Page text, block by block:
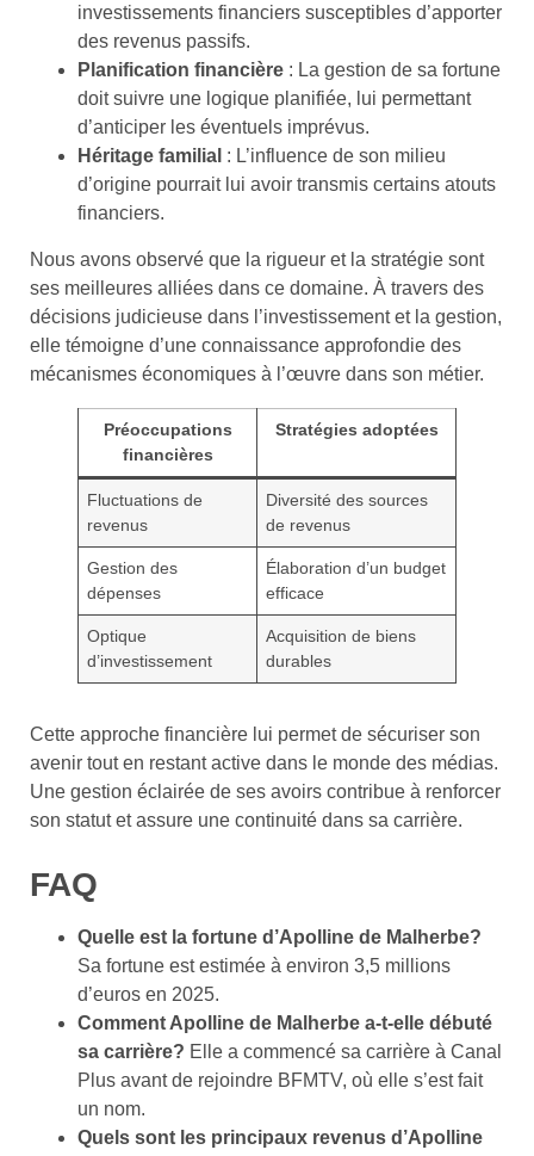
investissements financiers susceptibles d’apporter
des revenus passifs.
Planification financière : La gestion de sa fortune
doit suivre une logique planifiée, lui permettant
d’anticiper les éventuels imprévus.
Héritage familial : L’influence de son milieu
d’origine pourrait lui avoir transmis certains atouts
financiers.
Nous avons observé que la rigueur et la stratégie sont
ses meilleures alliées dans ce domaine. À travers des
décisions judicieuse dans l’investissement et la gestion,
elle témoigne d’une connaissance approfondie des
mécanismes économiques à l’œuvre dans son métier.
Préoccupations
financières
Stratégies adoptées
Fluctuations de
revenus
Diversité des sources
de revenus
Gestion des
dépenses
Élaboration d’un budget
efficace
Optique
d’investissement
Acquisition de biens
durables
Cette approche financière lui permet de sécuriser son
avenir tout en restant active dans le monde des médias.
Une gestion éclairée de ses avoirs contribue à renforcer
son statut et assure une continuité dans sa carrière.
FAQ
Quelle est la fortune d’Apolline de Malherbe?
Sa fortune est estimée à environ 3,5 millions
d’euros en 2025.
Comment Apolline de Malherbe a-t-elle débuté
sa carrière? Elle a commencé sa carrière à Canal
Plus avant de rejoindre BFMTV, où elle s’est fait
un nom.
Quels sont les principaux revenus d’Apolline